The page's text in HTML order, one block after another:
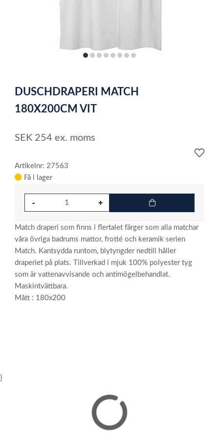
itemitemitemitemitemitemitemitem
of
8
DUSCHDRAPERI MATCH
180X200CM VIT
SEK 254 ex. moms
Artikelnr: 27563
Få i lager
Match draperi som finns i flertalet färger som alla matchar
våra övriga badrums mattor, frotté och keramik serien
Match. Kantsydda runtom, blytyngder nedtill håller
draperiet på plats. Tillverkad i mjuk 100% polyester tyg
som är vattenavvisande och antimögelbehandlat.
Maskintvättbara.
Mått : 180x200
}